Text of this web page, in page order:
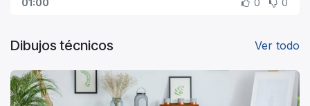
01:00 0 0
Dibujos técnicos Ver todo